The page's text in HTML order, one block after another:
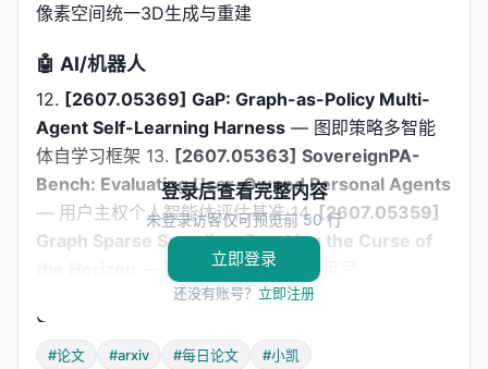
像素空间统一3D生成与重建
🤖 AI/机器人
12. [2607.05369] GaP: Graph-as-Policy Multi-
Agent Self-Learning Harness — 图即策略多智能
体自学习框架 13. [2607.05363] SovereignPA-
Bench: Evaluating User-Owned Personal Agents
— 用户主权个人智能体评估基准 14.[2607.05359]
Graph Sparse Sampling: Breaking the Curse of
— 图稀疏采样打破视界诅咒
🗣️ NLP/语音
15.[2607.05365] SPEARBench: Naturalness
登录后查看完整内容
未登录访客仅可预览前 50 行
立即登录
还没有账号？ 立即注册
#论文 #arxiv #每日论文 #小凯